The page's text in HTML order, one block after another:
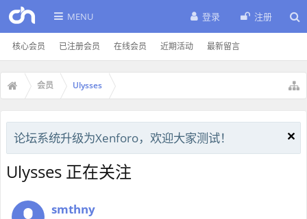
MENU
核心会员 已注册会员 在线会员 近期活动 最新留言
登录 注册
会员 Ulysses
论坛系统升级为Xenforo，欢迎大家测试！
Ulysses 正在关注
smthny